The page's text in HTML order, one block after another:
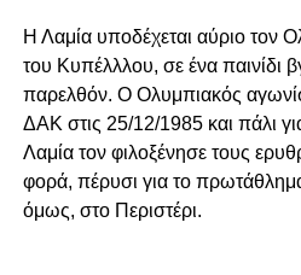
Η Λαμία υποδέχεται αύριο τον
του Κυπέλλλου, σε ένα παινίδι
παρελθόν. Ο Ολυμπιακός
ΔΑΚ στις 25/12/1985 και πάλι
Λαμία τον φιλοξένησε τους
φορά, πέρυσι για το
όμως, στο Περιστέρι.